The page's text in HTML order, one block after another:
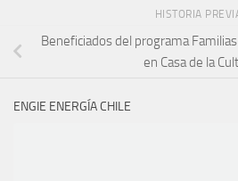
HISTORIA
Beneficiados del programa
en Casa de la
ENGIE ENERGÍA CHILE